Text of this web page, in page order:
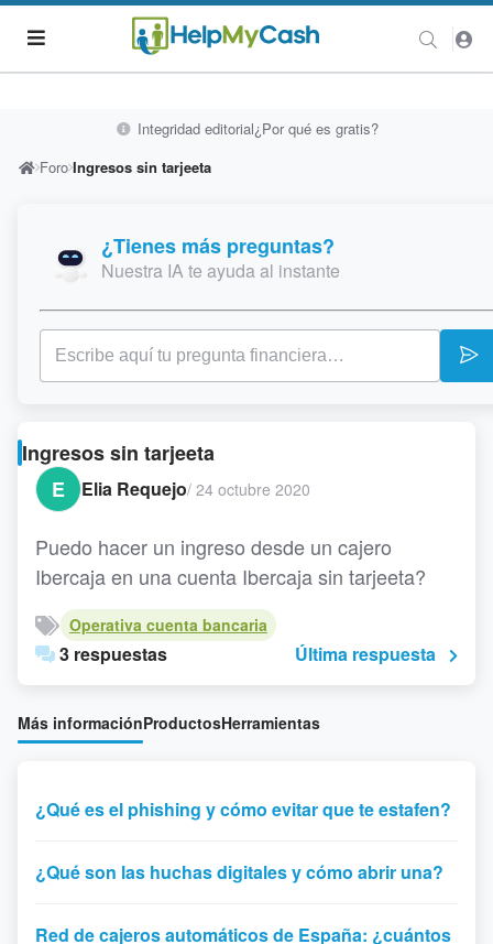
Integridad editorial¿Por qué es gratis?
Foro Ingresos sin tarjeeta
¿Tienes más preguntas?
Nuestra IA te ayuda al instante
Ingresos sin tarjeeta
E
Elia Requejo/ 24 octubre 2020
Puedo hacer un ingreso desde un cajero
Ibercaja en una cuenta Ibercaja sin tarjeeta?
Operativa cuenta bancaria
3 respuestas Última respuesta
Más informaciónProductosHerramientas
¿Qué es el phishing y cómo evitar que te estafen?
¿Qué son las huchas digitales y cómo abrir una?
Red de cajeros automáticos de España: ¿cuántos